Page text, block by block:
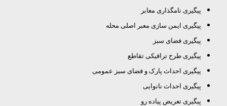
پیگیری نامگذاری معابر
پیگیری ایمن سازی معبر اصلی محله
پیگیری فضای سبز
پیگیری طرح ترافیکی تقاطع
پیگیری احداث پارک و فضای سبز عمومی
پیگیری احداث نانوایی
پیگیری تعریض پیاده رو